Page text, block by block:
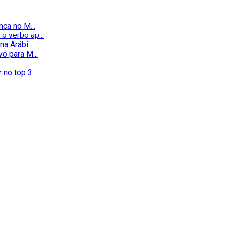
no M...
verbo ap...
Arábi...
para M...
no top 3